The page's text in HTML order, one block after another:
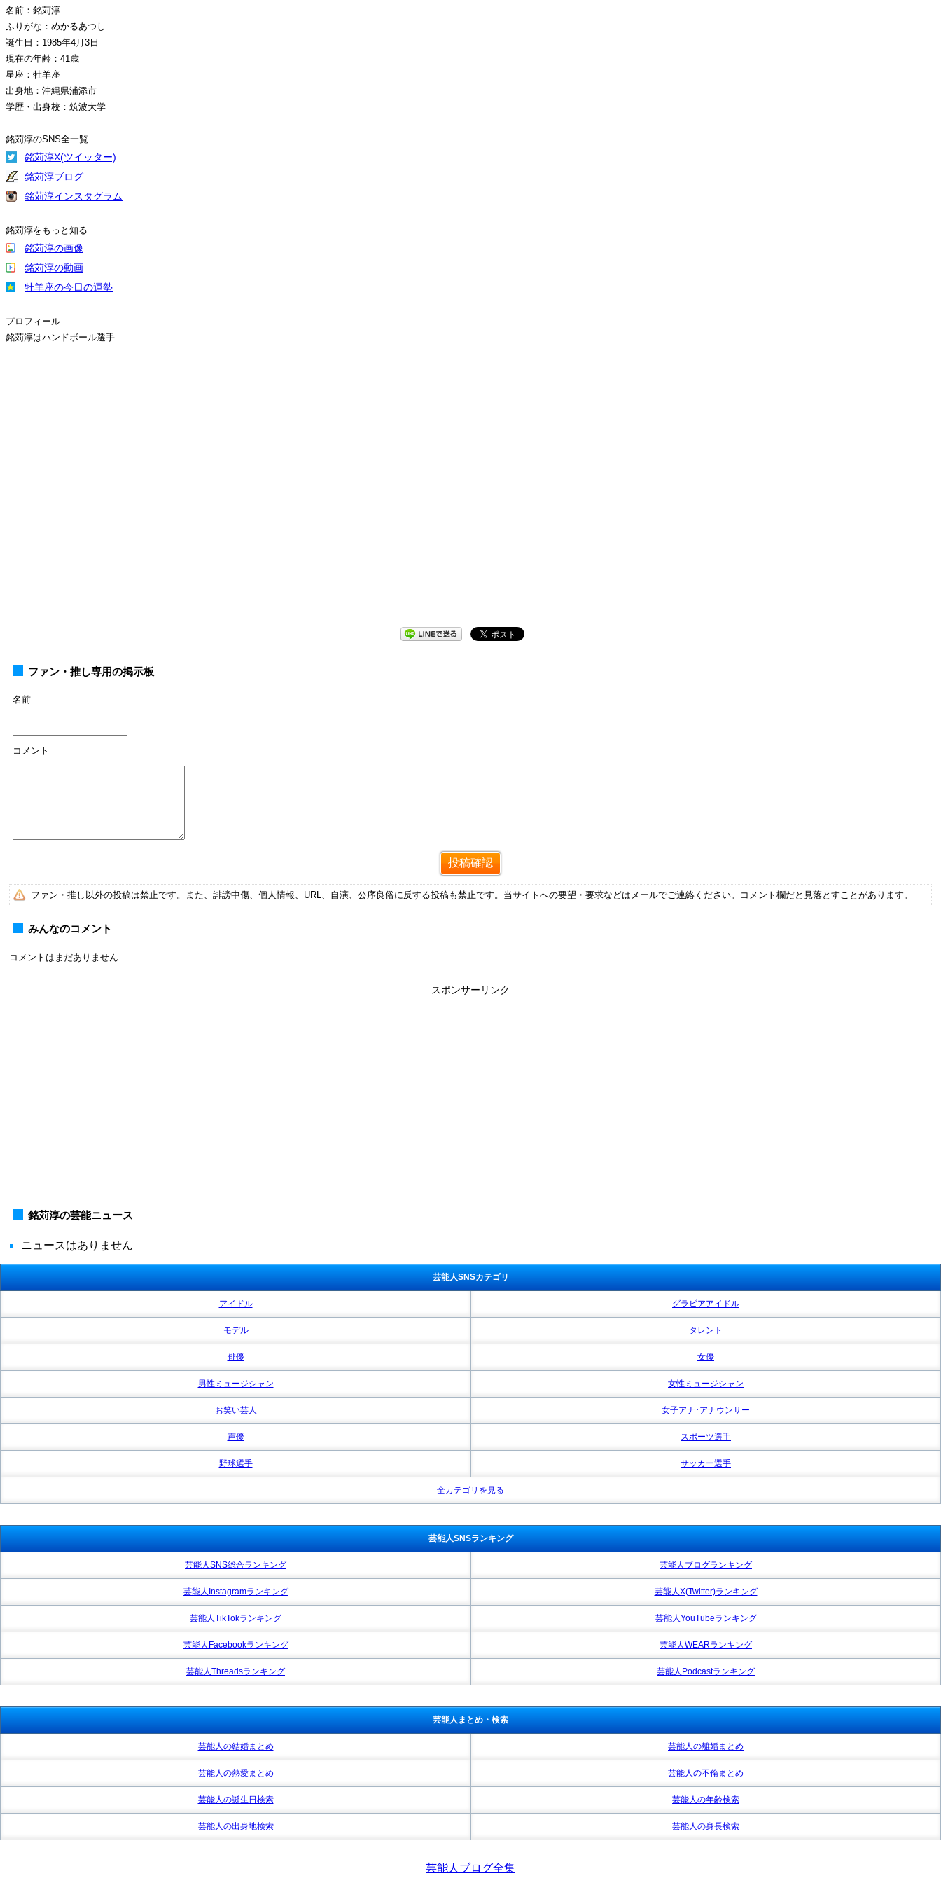
名前：銘苅淳
ふりがな：めかるあつし
誕生日：1985年4月3日
現在の年齢：41歳
星座：牡羊座
出身地：沖縄県浦添市
学歴・出身校：筑波大学
銘苅淳のSNS全一覧
銘苅淳X(ツイッター)
銘苅淳ブログ
銘苅淳インスタグラム
銘苅淳をもっと知る
銘苅淳の画像
銘苅淳の動画
牡羊座の今日の運勢
プロフィール
銘苅淳はハンドボール選手
ファン・推し専用の掲示板
名前
コメント
ファン・推し以外の投稿は禁止です。また、誹謗中傷、個人情報、URL、自演、公序良俗に反する投稿も禁止です。当サイトへの要望・要求などはメールでご連絡ください。コメント欄だと見落とすことがあります。
みんなのコメント
コメントはまだありません
スポンサーリンク
銘苅淳の芸能ニュース
ニュースはありません
芸能人SNSカテゴリ
アイドル グラビアアイドル
モデル タレント
俳優 女優
男性ミュージシャン 女性ミュージシャン
お笑い芸人 女子アナ･アナウンサー
声優 スポーツ選手
野球選手 サッカー選手
全カテゴリを見る
芸能人SNSランキング
芸能人SNS総合ランキング 芸能人ブログランキング
芸能人Instagramランキング 芸能人X(Twitter)ランキング
芸能人TikTokランキング 芸能人YouTubeランキング
芸能人Facebookランキング 芸能人WEARランキング
芸能人Threadsランキング 芸能人Podcastランキング
芸能人まとめ・検索
芸能人の結婚まとめ 芸能人の離婚まとめ
芸能人の熱愛まとめ 芸能人の不倫まとめ
芸能人の誕生日検索 芸能人の年齢検索
芸能人の出身地検索 芸能人の身長検索
芸能人ブログ全集